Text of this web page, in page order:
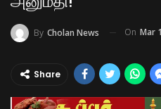
By Cholan News On Mar
Share